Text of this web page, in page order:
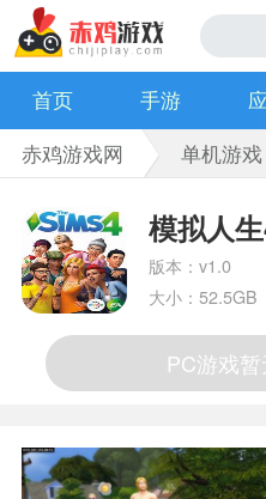
首页 手游
赤鸡游戏网
单机游戏
模拟人
版
版本：v1.0
大小：52.5GB
PC游戏